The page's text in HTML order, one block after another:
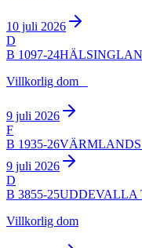
10 juli 2026
D
B 1097-24
Villkorlig dom
9 juli 2026
F
B 1935-26
9 juli 2026
D
B 3855-25UDDEVALLA
Villkorlig dom